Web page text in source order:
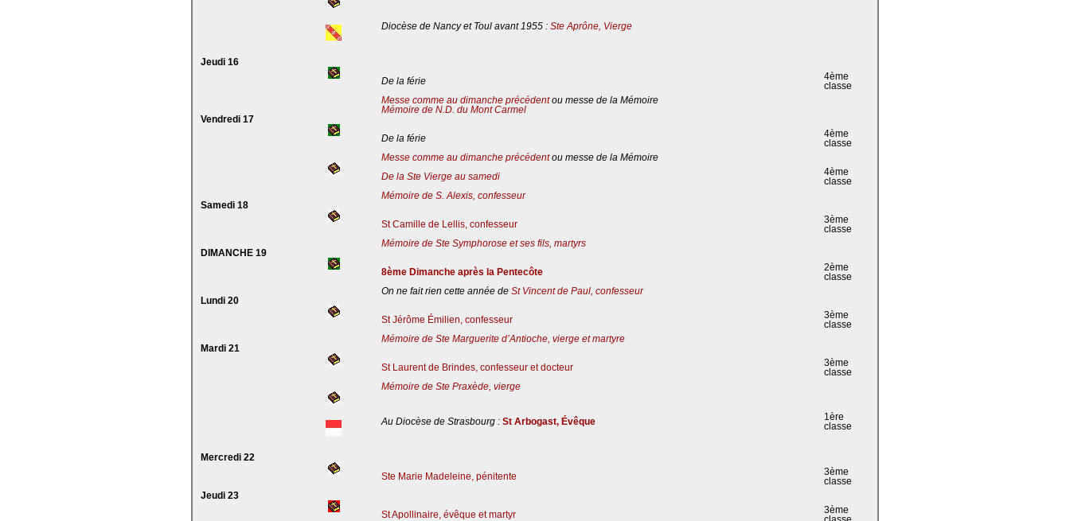
Diocèse de Nancy et Toul avant 1955 : Ste Aprône, Vierge
Jeudi 16
De la férie
4ème
classe
Messe comme au dimanche précédentou messe de la Mémoire
Mémoire de N.D. du Mont Carmel
Vendredi 17
De la férie
4ème
classe
Messe comme au dimanche précédentou messe de la Mémoire
De la Ste Vierge au samedi
4ème
classe
Mémoire de S. Alexis, confesseur
Samedi 18
St Camille de Lellis, confesseur
3ème
classe
Mémoire de Ste Symphorose et ses fils, martyrs
DIMANCHE 19
8ème Dimanche après la Pentecôte
2ème
classe
On ne fait rien cette année de St Vincent de Paul, confesseur
Lundi 20
St Jérôme Émilien, confesseur
3ème
classe
Mémoire de Ste Marguerite d’Antioche, vierge et martyre
Mardi 21
St Laurent de Brindes, confesseur et docteur
3ème
classe
Mémoire de Ste Praxède, vierge
Au Diocèse de Strasbourg : St Arbogast, Évêque
1ère
classe
Mercredi 22
Ste Marie Madeleine, pénitente
3ème
classe
Jeudi 23
St Apollinaire, évêque et martyr
3ème